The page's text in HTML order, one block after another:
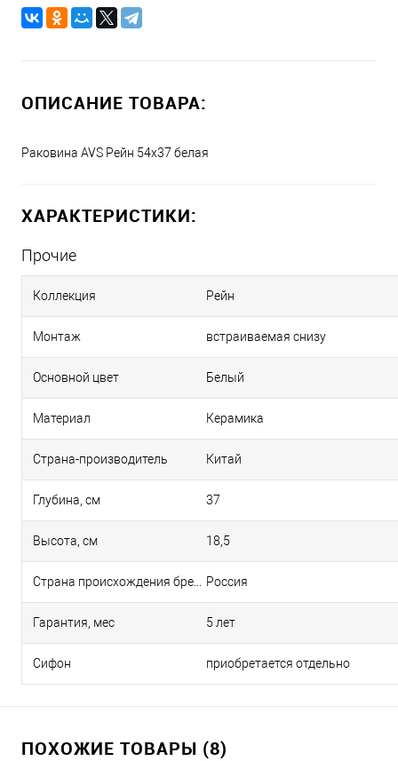
ОПИСАНИЕ ТОВАРА:
Раковина AVS Рейн 54x37 белая
ХАРАКТЕРИСТИКИ:
Прочие
Коллекция Рейн
Монтаж встраиваемая снизу
Основной цвет Белый
Материал Керамика
Страна-производитель Китай
Глубина, см 37
Высота, см 18,5
Россия
Гарантия, мес 5 лет
Сифон приобретается отдельно
ПОХОЖИЕ ТОВАРЫ (8)